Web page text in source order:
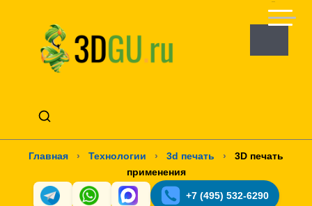
Главная › Технологии › 3d печать ›
3D печать
применения
+7 (495) 532-6290